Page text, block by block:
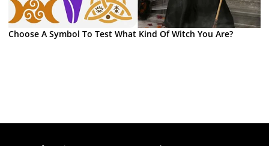
Choose A Symbol To Test What Kind Of Witch You Are?